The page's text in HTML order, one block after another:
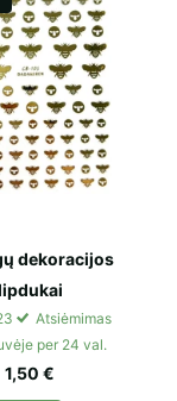
dekoracijos
Atsiėmimas
per 24 val.
1,50 €